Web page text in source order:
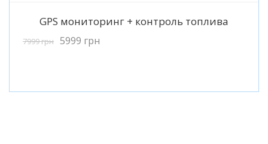
Подробнее
GPS мониторинг + контроль топлива
7999грн 5999 грн